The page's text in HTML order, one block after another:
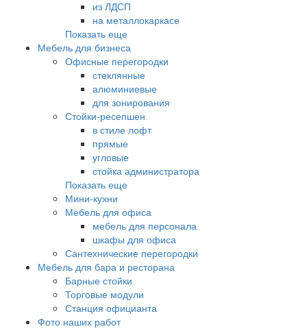
из ЛДСП
на металлокаркасе
Показать еще
Мебель для бизнеса
Офисные перегородки
стеклянные
алюминиевые
для зонирования
Стойки-ресепшен
в стиле лофт
прямые
угловые
стойка администратора
Показать еще
Мини-кухни
Мебель для офиса
мебель для персонала
шкафы для офиса
Сантехнические перегородки
Мебель для бара и ресторана
Барные стойки
Торговые модули
Станция официанта
Фото наших работ